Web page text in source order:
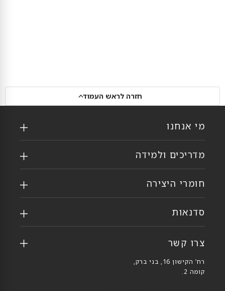
חזרה לראש העמוד
מי אנחנו
מדריכים ולמידה
חומרי היצירה
סדנאות
צרו קשר
רח’ הקישון 16, בני ברק,
קומה 2.